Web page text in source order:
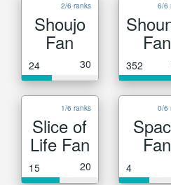
2/6 ranks
Shoujo
Fan
24 30
6/6
Fan
352
1/6 ranks
Slice of
Life Fan
15 20
0/6
Fan
4